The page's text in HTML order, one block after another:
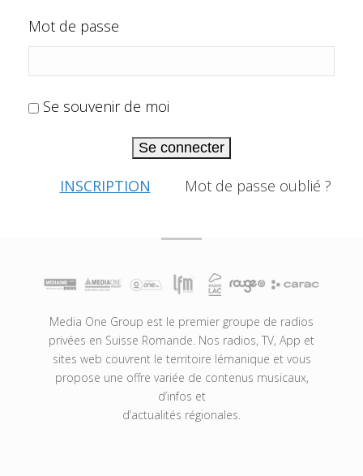
Mot de passe
Se souvenir de moi
Se connecter
INSCRIPTION Mot de passe oublié ?
Media One Group est le premier groupe de radios
privées en Suisse Romande. Nos radios, TV, App et
sites web couvrent le territoire lémanique et vous
propose une offre variée de contenus musicaux,
d’infos et
d’actualités régionales.